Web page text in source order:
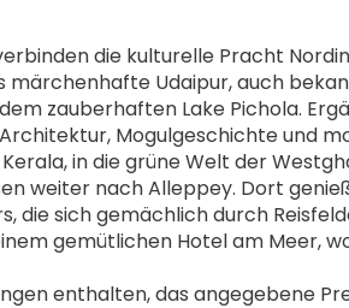
die kulturelle Pracht
märchenhafte Udaipur, auch
zauberhaften Lake Pichola.
Mogulgeschichte und
in die grüne Welt der
weiter nach Alleppey. Dort
die sich gemächlich durch
gemütlichen Hotel am Meer,
enthalten, das angegebene